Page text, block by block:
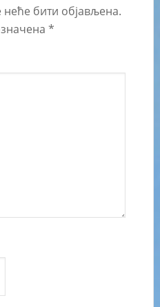
бити објављена.
*